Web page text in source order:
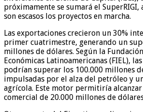
próximamente se sumará el SuperRIGI,
son escasos los proyectos en marcha.
Las exportaciones crecieron un 30%
primer cuatrimestre, generando un
millones de dólares. Según la
Económicas Latinoamericanas (FIEL),
podrían superar los 100.000 millones
impulsadas por el alza del petróleo y
agrícola. Este motor permitiría
comercial de 20.000 millones de